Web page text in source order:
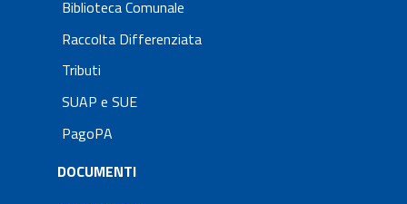
Biblioteca Comunale
Raccolta Differenziata
Tributi
SUAP e SUE
PagoPA
DOCUMENTI